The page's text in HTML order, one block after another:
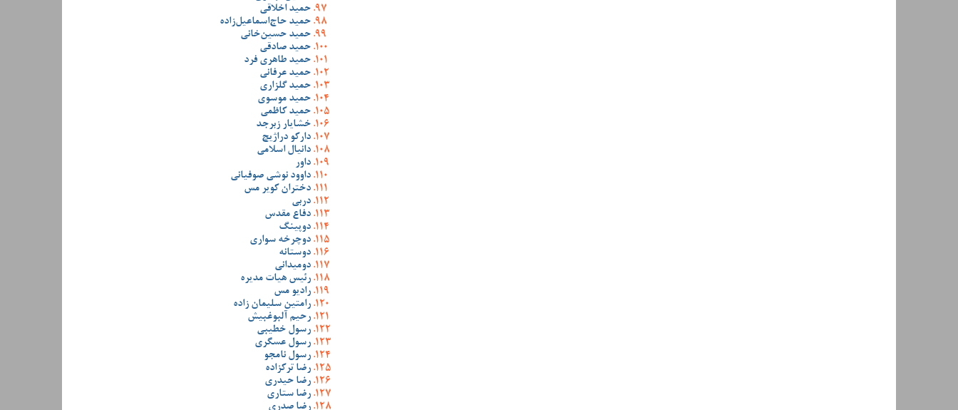
حمید اخلاقی
حمید حاج‌اسماعیل‌زاده
حمید حسین‌خانی
حمید صادقی
حمید طاهری فرد
حمید عرفانی
حمید گلزاری
حمید موسوی
حمید کاظمی
خشایار زبرجد
دارکو دراژیچ
دانیال اسلامی
داور
داوود نوشی صوفیانی
دختران کویر مس
دربی
دفاع مقدس
دوپینگ
دوچرخه سواری
دوستانه
دومیدانی
رئیس هیات مدیره
رادیو مس
رامتین سلیمان زاده
رحیم آلبوغبیش
رسول خطیبی
رسول عسگری
رسول نامجو
رضا ترکزاده
رضا حیدری
رضا ستاری
رضا صدری